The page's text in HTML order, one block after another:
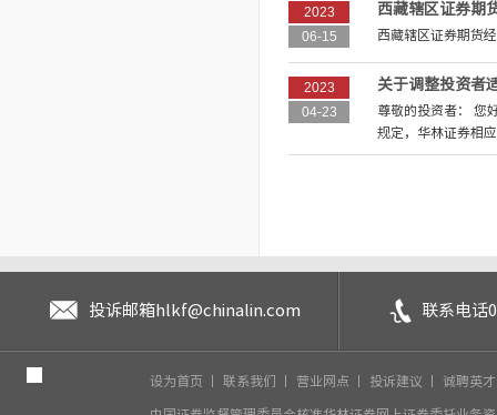
2023
06-15
西藏辖区证券期
西藏辖区证券期货
2023
04-23
关于调整投资者
尊敬的投资者： 您
规定，华林证券相
投诉邮箱hlkf@chinalin.com 联系电话
设为首页 联系我们 营业网点 投诉建议 诚聘英